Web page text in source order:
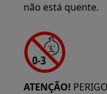
não está quente.
ATENÇÃO!